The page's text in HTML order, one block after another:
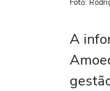
Foto:
A